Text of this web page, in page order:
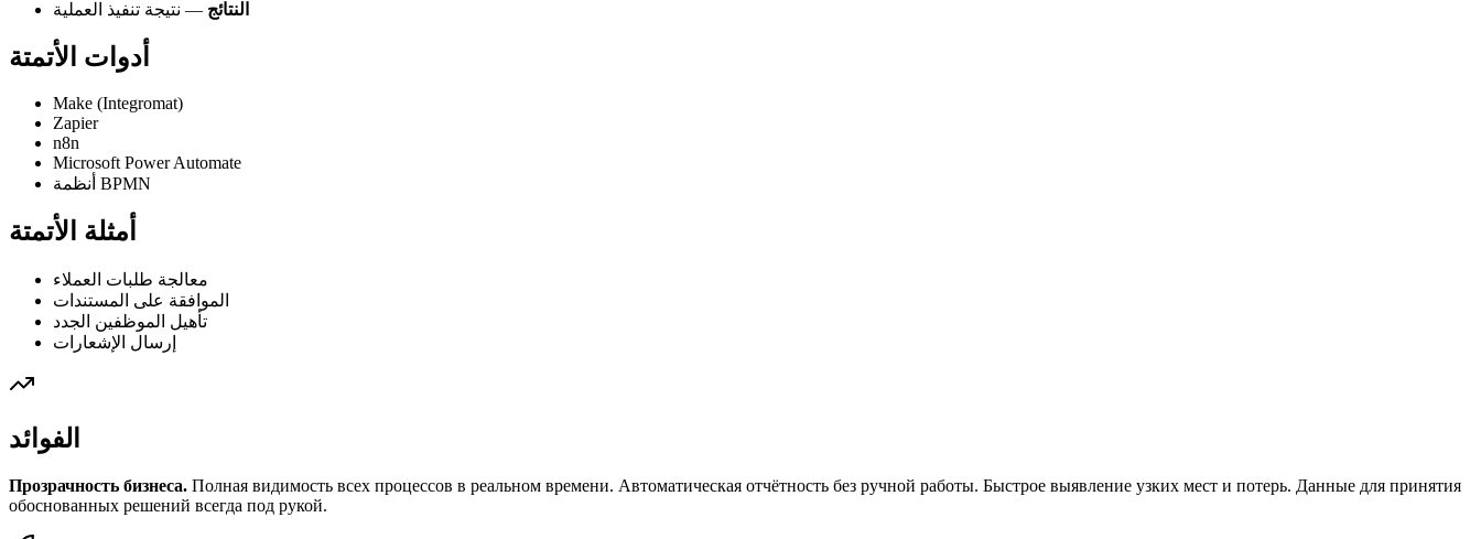
النتائج — نتيجة تنفيذ العملية
أدوات الأتمتة
Make (Integromat)
Zapier
n8n
Microsoft Power Automate
أنظمة BPMN
أمثلة الأتمتة
معالجة طلبات العملاء
الموافقة على المستندات
تأهيل الموظفين الجدد
إرسال الإشعارات
الفوائد
Прозрачность бизнеса. Полная видимость всех процессов в реальном времени. Автоматическая отчётность без ручной работы. Быстрое выявление узких мест и потерь. Данные для принятия
обоснованных решений всегда под рукой.